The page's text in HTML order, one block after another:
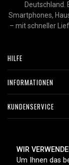
Deutschland.
Smartphones,
– mit schneller
HILFE
INFORMATIONEN
KUNDENSERVICE
WIR
Um Ihnen das